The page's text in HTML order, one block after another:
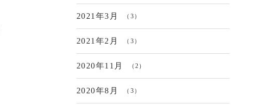
2021年3月 （3）
2021年2月 （3）
2020年11月 （2）
2020年8月 （3）